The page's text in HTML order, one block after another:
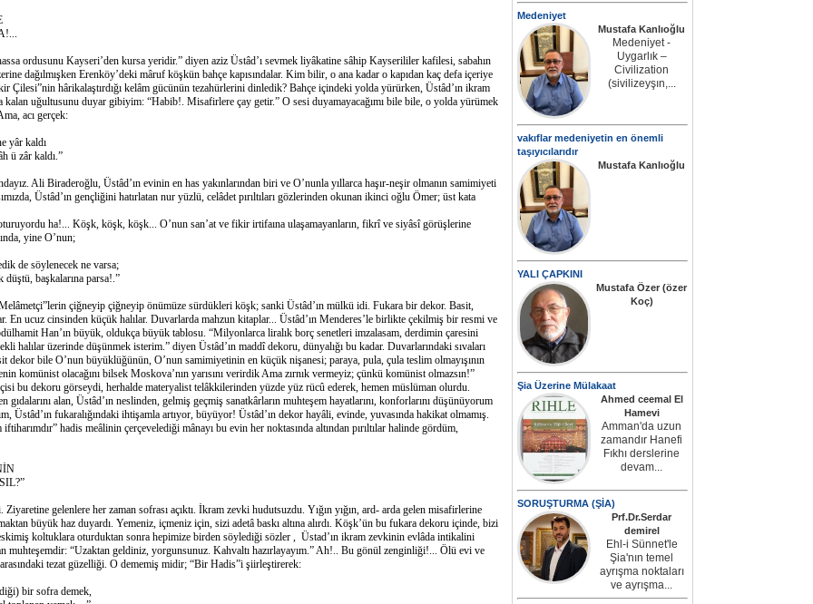
ordusunu Kayseri’den kursa yeridir.” diyen aziz Üstâd’ı sevmek liyâkatine sâhip Kayserililer kafilesi, sabahın
dağılmışken Erenköy’deki mâruf köşkün bahçe kapısındalar. Kim bilir, o ana kadar o kapıdan kaç defa içeriye
Çilesi”nin hârikalaştırdığı kelâm gücünün tezahürlerini dinledik? Bahçe içindeki yolda yürürken, Üstâd’ın ikram
kalan uğultusunu duyar gibiyim: “Habib!. Misafirlere çay getir.” O sesi duyamayacağımı bile bile, o yolda yürümek
acı gerçek:
kaldı
zâr kaldı.”
Ali Biraderoğlu, Üstâd’ın evinin en has yakınlarından biri ve O’nunla yıllarca haşır-neşir olmanın samimiyeti
Üstâd’ın gençliğini hatırlatan nur yüzlü, celâdet pırıltıları gözlerinden okunan ikinci oğlu Ömer; üst kata
ha!... Köşk, köşk, köşk... O’nun san’at ve fikir irtifaına ulaşamayanların, fikrî ve siyâsî görüşlerine
yine O’nun;
de söylenecek ne varsa;
başkalarına parsa!.”
çiğneyip çiğneyip önümüze sürdükleri köşk; sanki Üstâd’ın mülkü idi. Fukara bir dekor. Basit,
En ucuz cinsinden küçük halılar. Duvarlarda mahzun kitaplar... Üstâd’ın Menderes’le birlikte çekilmiş bir resmi ve
Han’ın büyük, oldukça büyük tablosu. “Milyonlarca liralık borç senetleri imzalasam, derdimin çaresini
halılar üzerinde düşünmek isterim.” diyen Üstâd’ın maddî dekoru, dünyalığı bu kadar. Duvarlarındaki sıvaları
dekor bile O’nun büyüklüğünün, O’nun samimiyetinin en küçük nişanesi; paraya, pula, çula teslim olmayışının
komünist olacağını bilsek Moskova’nın yarısını verirdik Ama zırnık vermeyiz; çünkü komünist olmazsın!”
bu dekoru görseydi, herhalde materyalist telâkkilerinden yüzde yüz rücû ederek, hemen müslüman olurdu.
gıdalarını alan, Üstâd’ın neslinden, gelmiş geçmiş sanatkârların muhteşem hayatlarını, konforlarını düşünüyorum
Üstâd’ın fukaralığındaki ihtişamla artıyor, büyüyor! Üstâd’ın dekor hayâli, evinde, yuvasında hakikat olmamış.
hadis meâlinin çerçevelediği mânayı bu evin her noktasında altından pırıltılar halinde gördüm,
gelenlere her zaman sofrası açıktı. İkram zevki hudutsuzdu. Yığın yığın, ard- arda gelen misafirlerine
büyük haz duyardı. Yemeniz, içmeniz için, sizi adetâ baskı altına alırdı. Köşk’ün bu fukara dekoru içinde, bizi
koltuklara oturduktan sonra hepimize birden söylediği sözler , Üstad’ın ikram zevkinin evlâda intikalini
muhteşemdir: “Uzaktan geldiniz, yorgunsunuz. Kahvaltı hazırlayayım.” Ah!.. Bu gönül zenginliği!... Ölü evi ve
tezat güzelliği. O dememiş midir; “Bir Hadis”i şiirleştirerek:
bir sofra demek,
Medeniyet
Mustafa Kanlıoğlu
Medeniyet -
Uygarlık –
Civilization
(sivilizeyşın,...
vakıflar medeniyetin en önemli
taşıyıcılarıdır
Mustafa Kanlıoğlu
YALI ÇAPKINI
Mustafa Özer (özer
Koç)
Şia Üzerine Mülakaat
Ahmed ceemal El
Hamevi
Amman'da uzun
zamandır Hanefi
Fıkhı derslerine
devam...
SORUŞTURMA (ŞİA)
Prf.Dr.Serdar
demirel
Ehl-i Sünnet'le
Şia'nın temel
ayrışma noktaları
ve ayrışma...